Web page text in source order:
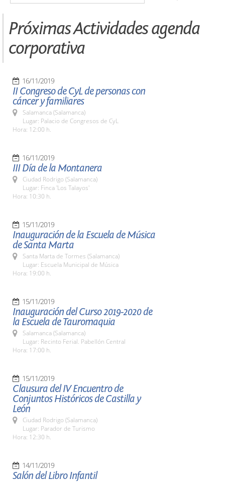
Próximas Actividades agenda
corporativa
16/11/2019
II Congreso de CyL de personas con
cáncer y familiares
Salamanca (Salamanca)
Lugar: Palacio de Congresos de CyL
Hora: 12:00 h.
16/11/2019
III Día de la Montanera
Ciudad Rodrigo (Salamanca)
Lugar: Finca 'Los Talayos'
Hora: 10:30 h.
15/11/2019
Inauguración de la Escuela de Música
de Santa Marta
Santa Marta de Tormes (Salamanca)
Lugar: Escuela Municipal de Música
Hora: 19:00 h.
15/11/2019
Inauguración del Curso 2019-2020 de
la Escuela de Tauromaquia
Salamanca (Salamanca)
Lugar: Recinto Ferial. Pabellón Central
Hora: 17:00 h.
15/11/2019
Clausura del IV Encuentro de
Conjuntos Históricos de Castilla y
León
Ciudad Rodrigo (Salamanca)
Lugar: Parador de Turismo
Hora: 12:30 h.
14/11/2019
Salón del Libro Infantil